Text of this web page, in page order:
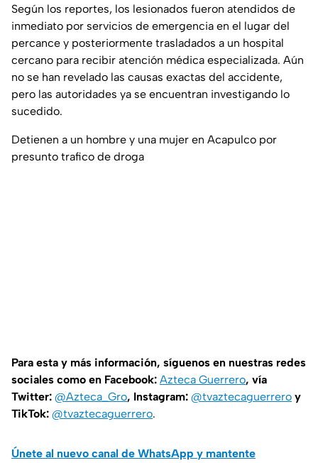
Según los reportes, los lesionados fueron atendidos de
inmediato por servicios de emergencia en el lugar del
percance y posteriormente trasladados a un hospital
cercano para recibir atención médica especializada. Aún
no se han revelado las causas exactas del accidente,
pero las autoridades ya se encuentran investigando lo
sucedido.
Detienen a un hombre y una mujer en Acapulco por
presunto trafico de droga
Para esta y más información, síguenos en nuestras redes
sociales como en Facebook: Azteca Guerrero, vía
Twitter: @Azteca_Gro, Instagram: @tvaztecaguerrero y
TikTok: @tvaztecaguerrero.
Únete al nuevo canal de WhatsApp y mantente